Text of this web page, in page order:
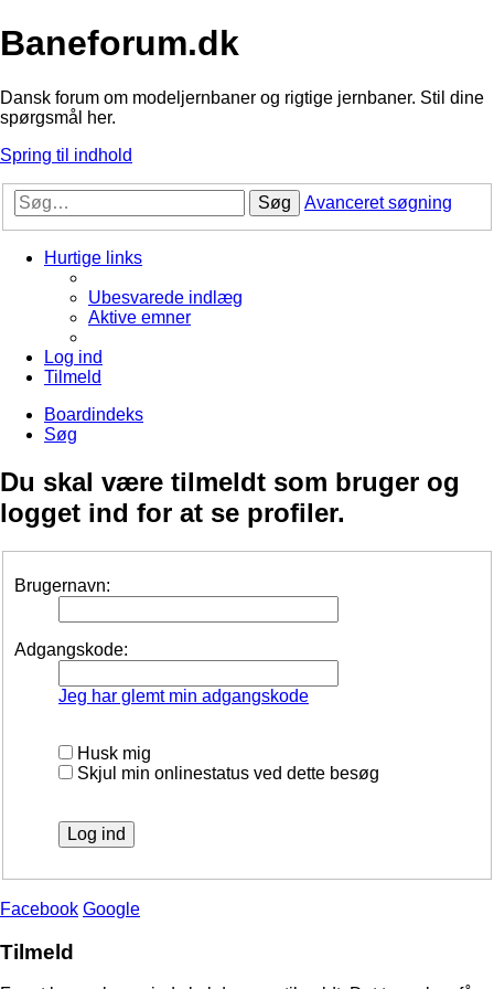
Baneforum.dk
Dansk forum om modeljernbaner og rigtige jernbaner. Stil dine
spørgsmål her.
Spring til indhold
Søg Avanceret søgning
Hurtige links
Ubesvarede indlæg
Aktive emner
Log ind
Tilmeld
Boardindeks
Søg
Du skal være tilmeldt som bruger og
logget ind for at se profiler.
Brugernavn:
Adgangskode:
Jeg har glemt min adgangskode
Husk mig
Skjul min onlinestatus ved dette besøg
Facebook Google
Tilmeld